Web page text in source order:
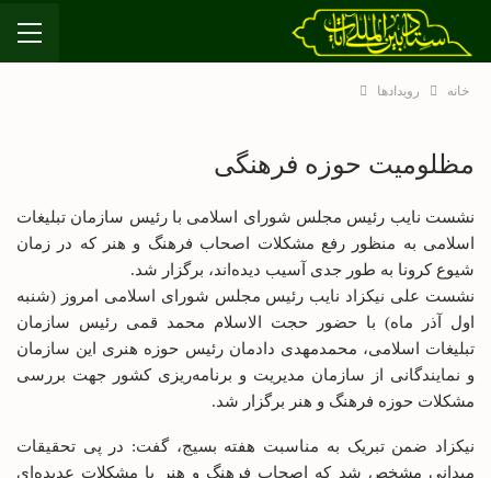
خانه رویدادها
مظلومیت حوزه فرهنگی
نشست نایب رئیس مجلس شورای اسلامی با رئیس سازمان تبلیغات
اسلامی به منظور رفع مشکلات اصحاب فرهنگ و هنر که در زمان
شیوع کرونا به طور جدی آسیب دیده‌اند، برگزار شد.
نشست علی نیکزاد نایب رئیس مجلس شورای اسلامی امروز (شنبه
اول آذر ماه) با حضور حجت الاسلام محمد قمی رئیس سازمان
تبلیغات اسلامی، محمدمهدی دادمان رئیس حوزه هنری این سازمان
و نمایندگانی از سازمان مدیریت و برنامه‌ریزی کشور جهت بررسی
مشکلات حوزه فرهنگ و هنر برگزار شد.
نیکزاد ضمن تبریک به مناسبت هفته بسیج، گفت: در پی تحقیقات
میدانی مشخص شد که اصحاب فرهنگ و هنر با مشکلات عدیده‌ای